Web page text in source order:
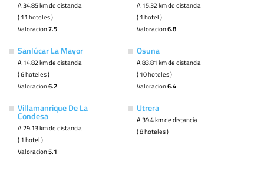
A 34.85 km de distancia
( 11 hoteles )
Valoracion7.5
A 15.32 km de distancia
( 1 hotel )
Valoracion6.8
Sanlúcar La Mayor
A 14.82 km de distancia
( 6 hoteles )
Valoracion6.2
Osuna
A 83.81 km de distancia
( 10 hoteles )
Valoracion6.4
Villamanrique De La
Condesa
A 29.13 km de distancia
( 1 hotel )
Valoracion5.1
Utrera
A 39.4 km de distancia
( 8 hoteles )